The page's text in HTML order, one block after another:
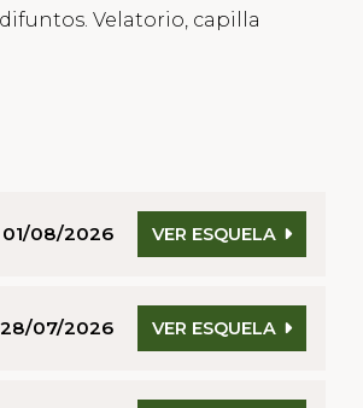
Velatorio, capilla
01/08/2026 VER ESQUELA
28/07/2026 VER ESQUELA